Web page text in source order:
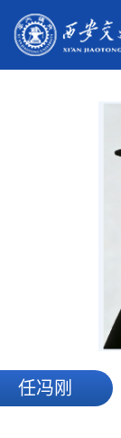
任冯刚